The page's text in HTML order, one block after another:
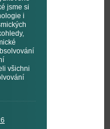
jsme si
i
všichni